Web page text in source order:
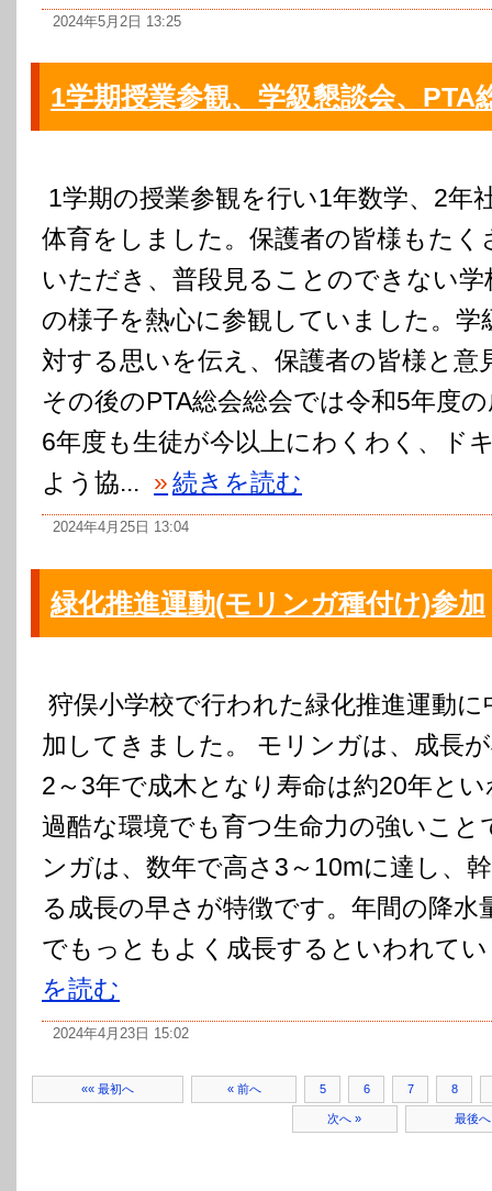
2024年5月2日 13:25
1学期授業参観、学級懇談会、PTA
1学期の授業参観を行い1年数学、2年
体育をしました。保護者の皆様もたく
いただき、普段見ることのできない
の様子を熱心に参観していました。
対する思いを伝え、保護者の皆様と
その後のPTA総会総会では令和5年度
6年度も生徒が今以上にわくわく、ド
よう協... »続きを読む
2024年4月25日 13:04
緑化推進運動(モリンガ種付け)参加
狩俣小学校で行われた緑化推進運動に
加してきました。 モリンガは、成長
2～3年で成木となり寿命は約20年と
過酷な環境でも育つ生命力の強いこ
ンガは、数年で高さ3～10mに達し、
る成長の早さが特徴です。年間の降
でもっともよく成長するといわれて
を読む
2024年4月23日 15:02
«« 最初へ « 前へ 5 6 7 8
次へ » 最後